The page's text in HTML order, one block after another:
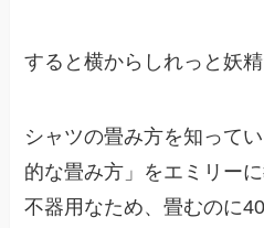
すると横からしれっと妖精
シャツの畳み方を知って
的な畳み方」をエミリー
不器用なため、畳むのに